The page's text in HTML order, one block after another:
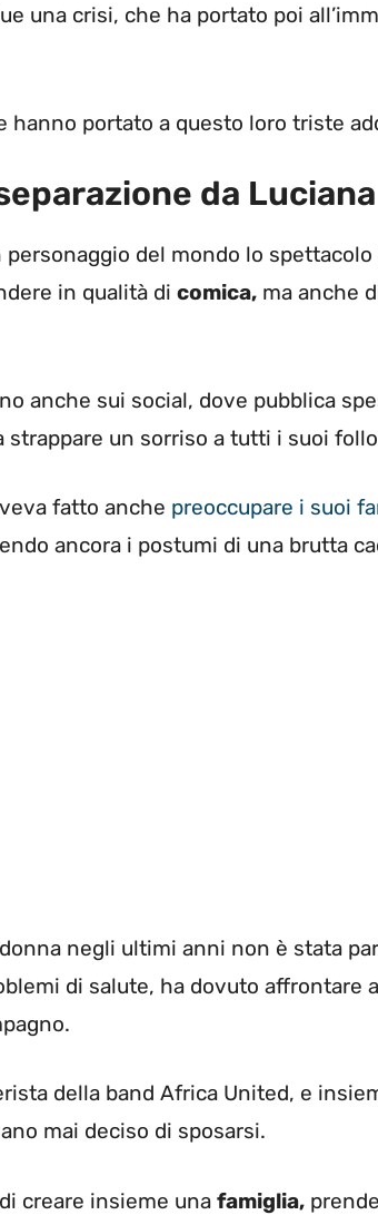
una crisi, che ha portato poi
hanno portato a questo loro triste
da Luciana
del mondo lo
in qualità di comica, ma anche
anche sui social, dove pubblica
un sorriso a tutti i suoi
fatto anche preoccupare i suoi
ancora i postumi di una brutta
negli ultimi anni non è stata
di salute, ha dovuto affrontare
della band Africa United, e
mai deciso di sposarsi.
creare insieme una famiglia,